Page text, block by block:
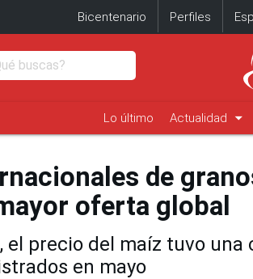
Bicentenario Perfiles
Lo último Actualidad arrow_drop_down
de
oferta global
el precio del maíz tuvo una
en mayo